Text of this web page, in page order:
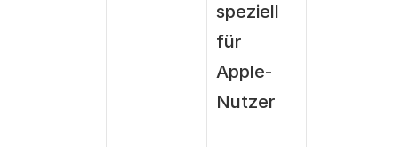
speziell
für
Apple-
Nutzer